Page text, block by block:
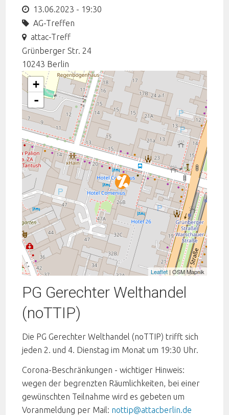
13.06.2023 - 19:30
AG-Treffen
attac-Treff
Grünberger Str. 24
10243 Berlin
+
-
Leaflet| OSM Mapnik
PG Gerechter Welthandel
(noTTIP)
Die PG Gerechter Welthandel (noTTIP) trifft sich
jeden 2. und 4. Dienstag im Monat um 19:30 Uhr.
Corona-Beschränkungen - wichtiger Hinweis:
wegen der begrenzten Räumlichkeiten, bei einer
gewünschten Teilnahme wird es gebeten um
Voranmeldung per Mail: nottip@attacberlin.de